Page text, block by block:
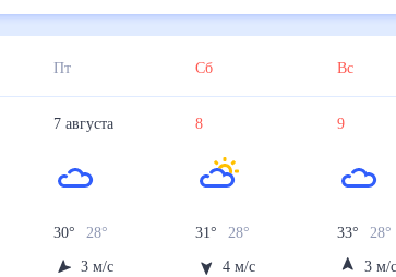
Пт Сб Вс
7 августа
30° 28
3 м/с
8
31° 28°
4 м/с
9
33° 28
3 м/